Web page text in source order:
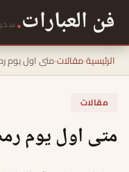
فن العبارات.
الرئيسية›مقالات›متى اول يوم
مقالات
متى اول يوم